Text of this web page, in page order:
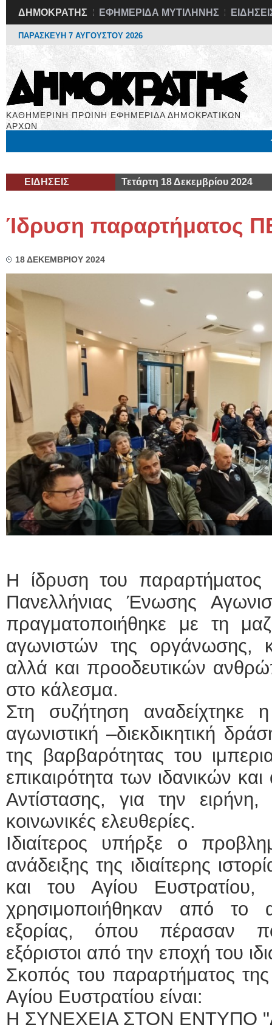
ΔΗΜΟΚΡΑΤΗΣ ΕΦΗΜΕΡΙΔΑ ΜΥΤΙΛΗΝΗΣ
ΠΑΡΑΣΚΕΥΗ 7 ΑΥΓΟΥΣΤΟΥ 2026
ΚΑΘΗΜΕΡΙΝΗ ΠΡΩΙΝΗ ΕΦΗΜΕΡΙΔΑ ΔΗΜΟΚΡΑΤΙΚΩΝ
ΑΡΧΩΝ
ΕΙΔΗΣΕΙΣ Τετάρτη 18 Δεκεμβρίου 2024
Ίδρυση παραρτήματος
18 ΔΕΚΕΜΒΡΙΟΥ 2024
Η ίδρυση του
Πανελλήνιας Ένωσης
πραγματοποιήθηκε με τη
αγωνιστών της οργάνωσης,
αλλά και προοδευτικών
στο κάλεσμα.
Στη συζήτηση αναδείχτηκε
αγωνιστική –διεκδικητική
της βαρβαρότητας του
επικαιρότητα των ιδανικών
Αντίστασης, για την ειρήνη,
κοινωνικές ελευθερίες.
Ιδιαίτερος υπήρξε ο
ανάδειξης της ιδιαίτερης
και του Αγίου
χρησιμοποιήθηκαν από το
εξορίας, όπου πέρασαν
εξόριστοι από την εποχή του
Σκοπός του παραρτήματος
Αγίου Ευστρατίου είναι:
Η ΣΥΝΕΧΕΙΑ ΣΤΟΝ ΕΝΤΥΠΟ